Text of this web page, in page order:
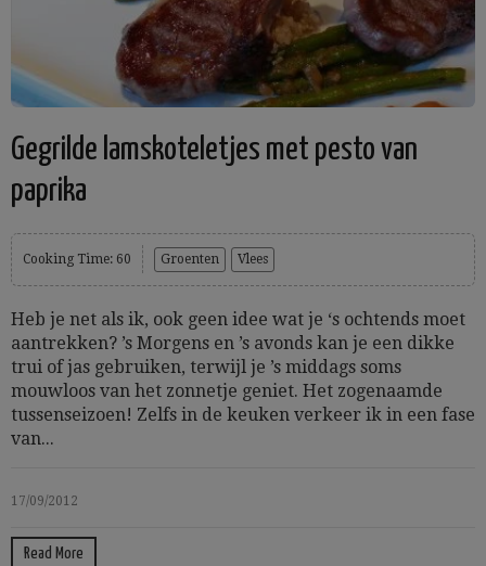
Gegrilde lamskoteletjes met pesto van
paprika
Cooking Time: 60 Groenten Vlees
Heb je net als ik, ook geen idee wat je ‘s ochtends moet
aantrekken? ’s Morgens en ’s avonds kan je een dikke
trui of jas gebruiken, terwijl je ’s middags soms
mouwloos van het zonnetje geniet. Het zogenaamde
tussenseizoen! Zelfs in de keuken verkeer ik in een fase
van...
17/09/2012
Read More